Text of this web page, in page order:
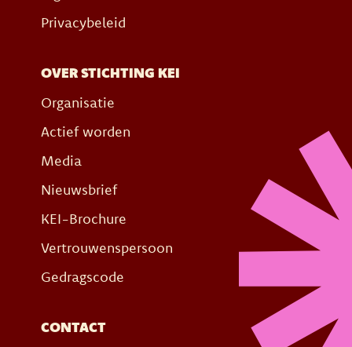
Privacybeleid
OVER STICHTING KEI
Organisatie
Actief worden
Media
Nieuwsbrief
KEI-Brochure
Vertrouwenspersoon
Gedragscode
CONTACT